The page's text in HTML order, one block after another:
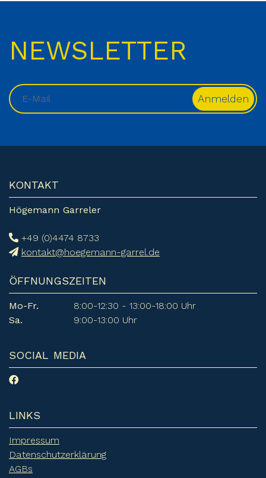
NEWSLETTER
KONTAKT
Högemann Garreler
+49 (0)4474 8733
kontakt@hoegemann-garrel.de
ÖFFNUNGSZEITEN
Mo-Fr.
8:00-12:30 - 13:00-18:00 Uhr
Sa.
9:00-13:00 Uhr
SOCIAL MEDIA
LINKS
Impressum
Datenschutzerklärung
AGBs